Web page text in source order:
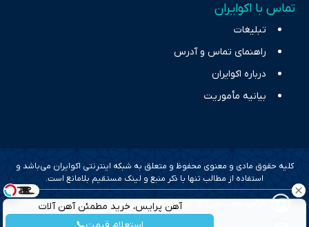
آهن پرایس، خرید مطمئن آهن آلات
تماس با اکوایران
تبلیغات
راهنمای تماس و آدرس
درباره اکوایران
بیانیه مأموریت
کلیه حقوق مادی و معنوی محفوظ و متعلق به شبکه اینترنتی اکوایران می‌باشد و
استفاده از مطالب تنها با ذکر منبع و لینک مستقیم بلامانع است.
طراحی سایت خبری و خبرگزاری آسام